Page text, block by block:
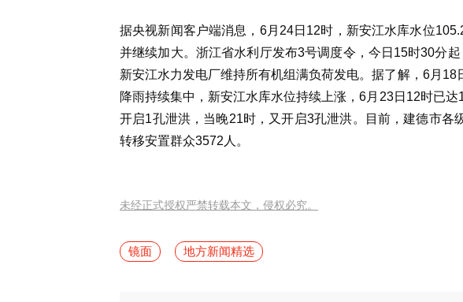
据央视新闻客户端消息，6月24日12时，新安江水库水位
并继续加大。浙江省水利厅发布3号调度令，今日15时30分
新安江水力发电厂维持所有机组满负荷发电。据了解，6月
降雨持续集中，新安江水库水位持续上涨，6月23日12时已
开启1孔泄洪，当晚21时，又开启3孔泄洪。目前，建德市各
转移安置群众3572人。
未经正式授权严禁转载本文，侵权必究。
镜面 地方新闻精选